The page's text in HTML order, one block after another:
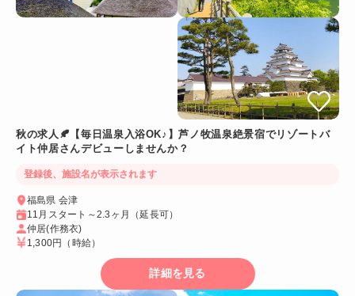
秋の求人🍂【毎日温泉入浴OK♪】芦ノ牧温泉絶景宿でリゾートバ
イト仲居さんデビューしませんか？
登録後、施設名が表示されます
福島県 会津
11月スタート～2.3ヶ月（延長可）
仲居(作務衣)
1,300円 （時給）
詳細を見る